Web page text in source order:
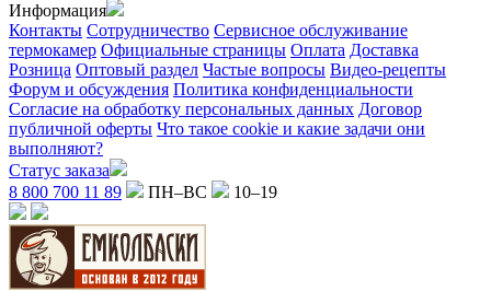
Информация
Контакты Сотрудничество Сервисное обслуживание
термокамер Официальные страницы Оплата Доставка
Розница Оптовый раздел Частые вопросы Видео-рецепты
Форум и обсуждения Политика конфиденциальности
Согласие на обработку персональных данных Договор
публичной оферты Что такое cookie и какие задачи они
выполняют?
Статус заказа
8 800 700 11 89
ПН–ВС 10–19